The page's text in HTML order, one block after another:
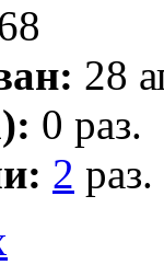
28
0 раз.
2 раз.